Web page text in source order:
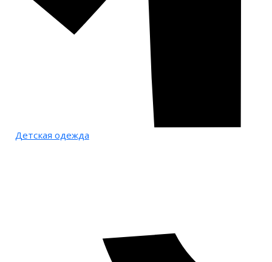
Детская одежда